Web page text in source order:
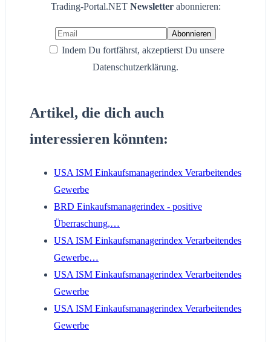
Trading-Portal.NET Newsletter abonnieren:
Indem Du fortfährst, akzeptierst Du unsere
Datenschutzerklärung.
Artikel, die dich auch
interessieren könnten:
USA ISM Einkaufsmanagerindex Verarbeitendes
Gewerbe
BRD Einkaufsmanagerindex - positive
Überraschung,…
USA ISM Einkaufsmanagerindex Verarbeitendes
Gewerbe…
USA ISM Einkaufsmanagerindex Verarbeitendes
Gewerbe
USA ISM Einkaufsmanagerindex Verarbeitendes
Gewerbe